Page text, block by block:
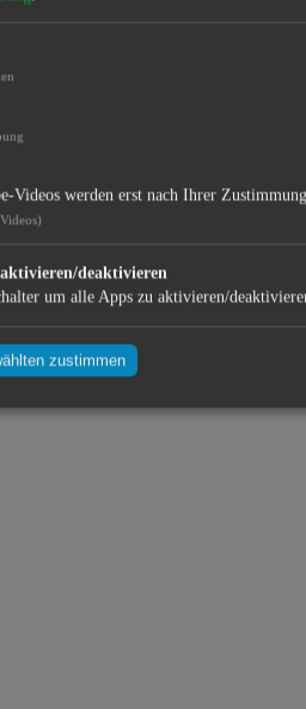
Videos werden erst nach Ihrer
deaktivieren
um alle Apps zu aktivieren/
zustimmen